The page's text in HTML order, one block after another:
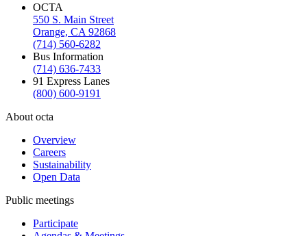
OCTA
550 S. Main Street
Orange, CA 92868
(714) 560-6282
Bus Information
(714) 636-7433
91 Express Lanes
(800) 600-9191
About octa
Overview
Careers
Sustainability
Open Data
Public meetings
Participate